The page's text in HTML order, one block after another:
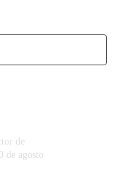
de
de agosto